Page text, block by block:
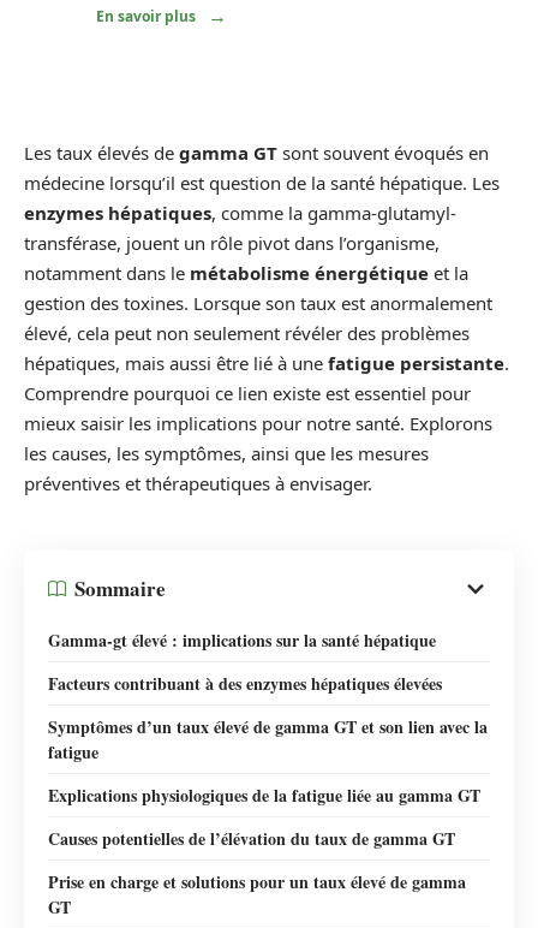
En savoir plus
Les taux élevés de gamma GT sont souvent évoqués en
médecine lorsqu’il est question de la santé hépatique. Les
enzymes hépatiques, comme la gamma-glutamyl-
transférase, jouent un rôle pivot dans l’organisme,
notamment dans le métabolisme énergétique et la
gestion des toxines. Lorsque son taux est anormalement
élevé, cela peut non seulement révéler des problèmes
hépatiques, mais aussi être lié à une fatigue persistante.
Comprendre pourquoi ce lien existe est essentiel pour
mieux saisir les implications pour notre santé. Explorons
les causes, les symptômes, ainsi que les mesures
préventives et thérapeutiques à envisager.
Sommaire
Gamma-gt élevé : implications sur la santé hépatique
Facteurs contribuant à des enzymes hépatiques élevées
Symptômes d’un taux élevé de gamma GT et son lien avec la
fatigue
Explications physiologiques de la fatigue liée au gamma GT
Causes potentielles de l’élévation du taux de gamma GT
Prise en charge et solutions pour un taux élevé de gamma
GT